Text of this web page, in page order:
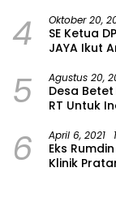
4 Oktober 20,
SE Ketua
JAYA Ikut
5 Agustus 20,
Desa
RT Untuk
6 April 6, 2021
Eks
Klinik